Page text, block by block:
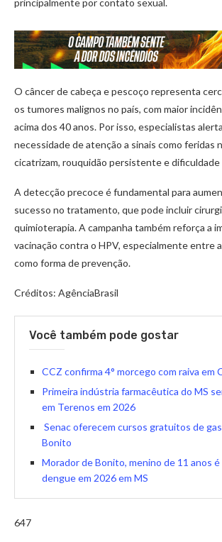
principalmente por contato sexual.
O câncer de cabeça e pescoço representa
os tumores malignos no país, com maior
acima dos 40 anos. Por isso, especialistas
necessidade de atenção a sinais como feridas
cicatrizam, rouquidão persistente e dificuldade
A detecção precoce é fundamental para
sucesso no tratamento, que pode incluir
quimioterapia. A campanha também reforça a
vacinação contra o HPV, especialmente entre
como forma de prevenção.
Créditos: AgênciaBrasil
Você também pode gostar
CCZ confirma 4° morcego com raiva em
Primeira indústria farmacêutica do MS
em Terenos em 2026
Senac oferecem cursos gratuitos de
Bonito
Morador de Bonito, menino de 11 anos é
dengue em 2026 em MS
647